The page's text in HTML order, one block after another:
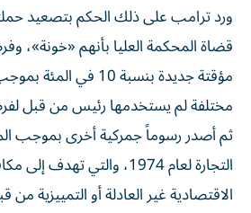
ورد ترامب على ذلك الحكم ⁠بتصعيد
قضاة المحكمة العليا بأنهم «خونة»،
مؤقتة جديدة بنسبة 10
مختلفة لم يستخدمها رئيس من قبل
التجارة لعام 1974، والتي
الاقتصادية غير العادلة أو التمييزية